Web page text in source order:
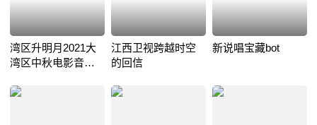
湾区升明月2021大
湾区中秋电影音乐
江西卫视跨越时空
的回信
新说唱宝藏bot